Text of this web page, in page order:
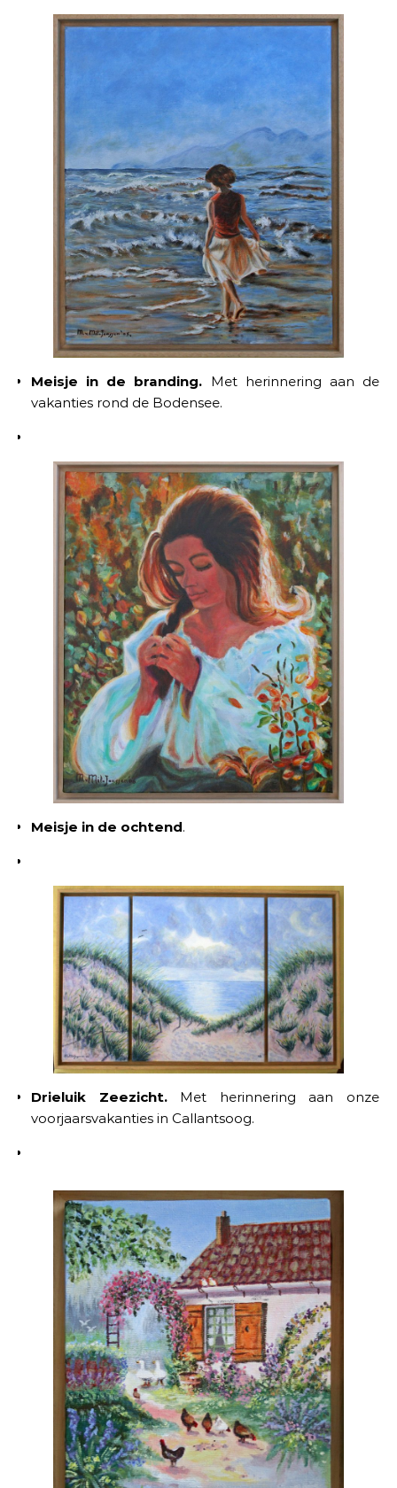
Meisje in de branding. Met herinnering aan de
vakanties rond de Bodensee.
Meisje in de ochtend.
Drieluik Zeezicht.Met herinnering aan onze
voorjaarsvakanties in Callantsoog.